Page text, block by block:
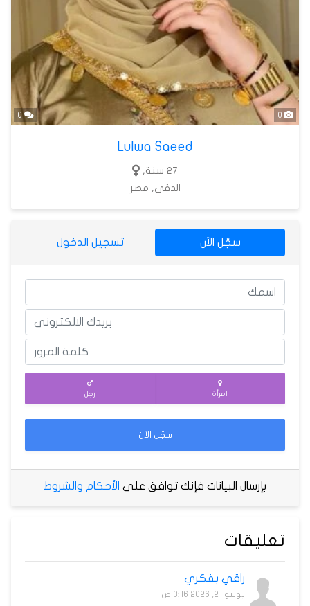
0
Lulwa Saeed
27 سنة,
الدقى, مصر
سجّل الآن تسجيل الدخول
امرأة رجل
سجّل الآن
بإرسال البيانات فإنك توافق على الأحكام والشروط
تعليقات
راقي بفكري
يونيو 21, 2026 3:16 ص